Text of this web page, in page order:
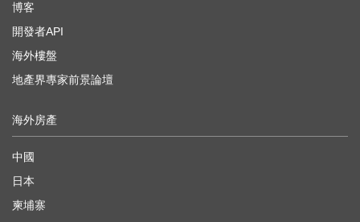
博客
開發者API
海外樓盤
地產界專家前景論壇
海外房產
中國
日本
柬埔寨